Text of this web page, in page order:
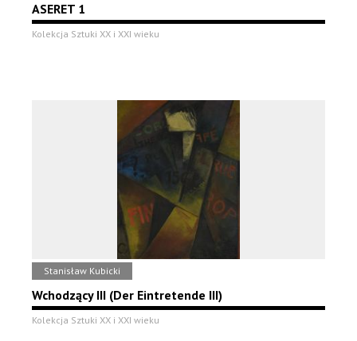
ASERET 1
Kolekcja Sztuki XX i XXI wieku
Stanisław Kubicki
Wchodzący III (Der Eintretende III)
Kolekcja Sztuki XX i XXI wieku